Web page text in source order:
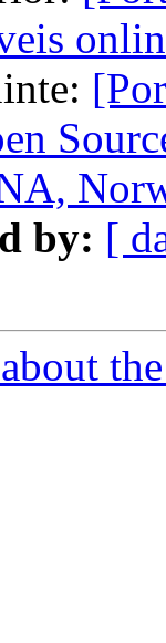
by: [